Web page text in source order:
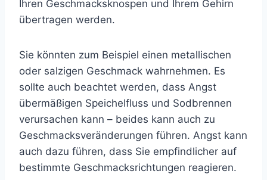
Ihren Geschmacksknospen und Ihrem Gehirn
übertragen werden.
Sie könnten zum Beispiel einen metallischen
oder salzigen Geschmack wahrnehmen. Es
sollte auch beachtet werden, dass Angst
übermäßigen Speichelfluss und Sodbrennen
verursachen kann – beides kann auch zu
Geschmacksveränderungen führen. Angst kann
auch dazu führen, dass Sie empfindlicher auf
bestimmte Geschmacksrichtungen reagieren.